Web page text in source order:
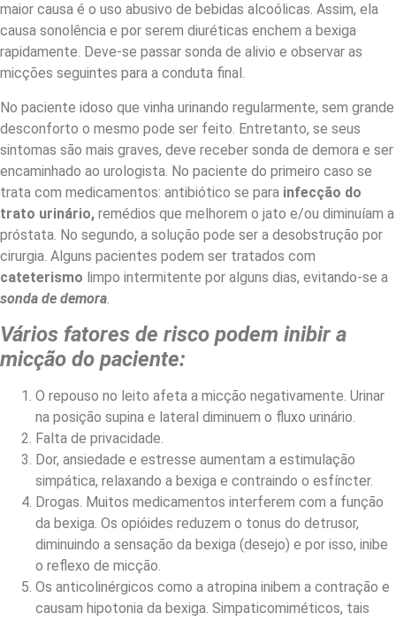
maior causa é o uso abusivo de bebidas alcoólicas. Assim, ela
causa sonolência e por serem diuréticas enchem a bexiga
rapidamente. Deve-se passar sonda de alivio e observar as
micções seguintes para a conduta final.
No paciente idoso que vinha urinando regularmente, sem grande
desconforto o mesmo pode ser feito. Entretanto, se seus
sintomas são mais graves, deve receber sonda de demora e ser
encaminhado ao urologista. No paciente do primeiro caso se
trata com medicamentos: antibiótico se para infecção do
trato urinário, remédios que melhorem o jato e/ou diminuíam a
próstata. No segundo, a solução pode ser a desobstrução por
cirurgia. Alguns pacientes podem ser tratados com
cateterismo limpo intermitente por alguns dias, evitando-se a
sonda de demora
Vários fatores de risco podem inibir a
micção do paciente:
O repouso no leito afeta a micção negativamente. Urinar
na posição supina e lateral diminuem o fluxo urinário.
Falta de privacidade.
Dor, ansiedade e estresse aumentam a estimulação
simpática, relaxando a bexiga e contraindo o esfíncter.
Drogas. Muitos medicamentos interferem com a função
da bexiga. Os opióides reduzem o tonus do detrusor,
diminuindo a sensação da bexiga (desejo) e por isso, inibe
o reflexo de micção.
Os anticolinérgicos como a atropina inibem a contração e
causam hipotonia da bexiga. Simpaticomiméticos, tais